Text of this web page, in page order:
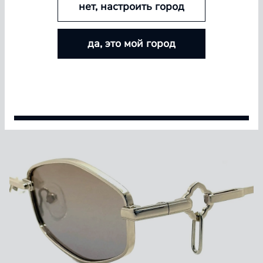
БОЛЬШЕ ЛИНЗ — БОЛЬШЕ СКИДКА
Покупайте контактные линзы Airway и увеличивайте
размер скидки — от 5% до 15%
нет, настроить город
да, это мой город